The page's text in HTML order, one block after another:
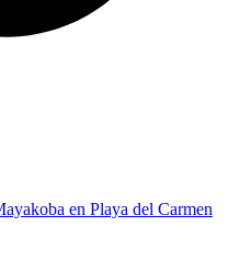
en Playa del Carmen